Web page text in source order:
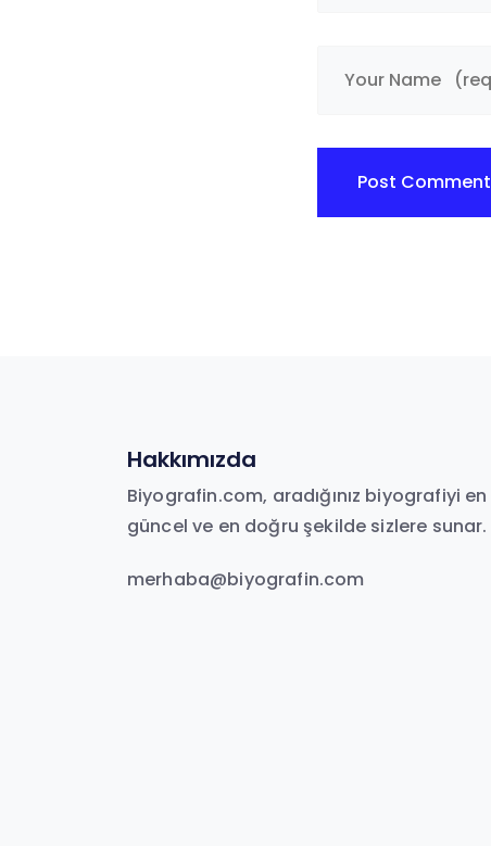
Hakkımızda
Biyografin.com, aradığınız biyografiyi en
güncel ve en doğru şekilde sizlere sunar.
merhaba@biyografin.com